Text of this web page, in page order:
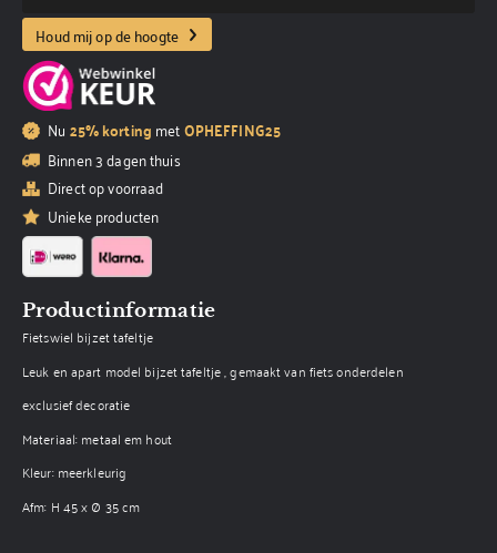
Houd mij op de hoogte
Nu 25% korting metOPHEFFING25
Binnen 3 dagen thuis
Direct op voorraad
Unieke producten
Productinformatie
Fietswiel bijzet tafeltje
Leuk en apart model bijzet tafeltje , gemaakt van fiets onderdelen
exclusief decoratie
Materiaal: metaal em hout
Kleur: meerkleurig
Afm: H 45 x Ø 35 cm